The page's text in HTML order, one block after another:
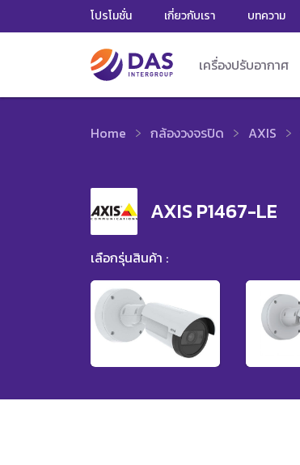
โปรโมชั่น เกี่ยวกับเรา บทความ
เครื่องปรับอากาศ
Home กล้องวงจรปิด AXIS
AXIS P1467-LE
เลือกรุ่นสินค้า :